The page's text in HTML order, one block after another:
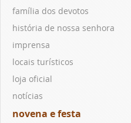
família dos devotos
história de nossa senhora
imprensa
locais turísticos
loja oficial
notícias
novena e festa